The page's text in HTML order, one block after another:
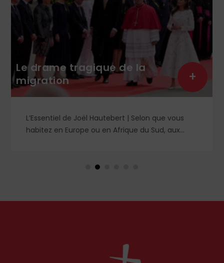
Le drame tragique de la
migration
L’Essentiel de Joël Hautebert | Selon que vous
habitez en Europe ou en Afrique du Sud, aux
événements aux Pays-Bas ou en Irlande
comme l'a rappelé Léon XIV récemment.
+